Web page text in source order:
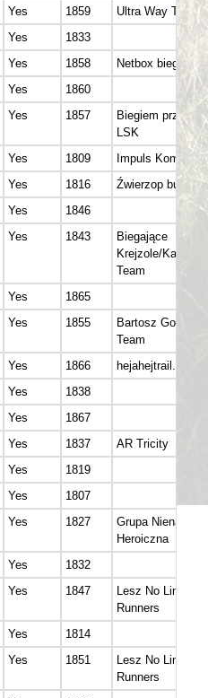
Yes 1859
Ultra Way TEAM
Yes
1833
Yes 1858
Netbox biega
Yes
1860
Yes 1857
Biegiem przez
LSK
Yes 1809
Impuls Komorów
Yes 1816
Źwierzop
Yes
1846
Yes 1843
Biegające
Krejzole/Kamil
Team
Yes
1865
Yes 1855
Bartosz
Team
Yes 1866
hejahejtrail.cz
Yes
1838
Yes
1867
Yes 1837
AR Tricity
Yes
1819
Yes
1807
Yes 1827
Grupa
Heroiczna
Yes
1832
Yes 1847
Lesz No Limits
Runners
Yes
1814
Yes 1851
Lesz No Limits
Runners